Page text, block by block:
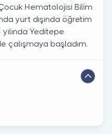
Hematolojisi Bilim
yurt dışında öğretim
Yeditepe
çalışmaya başladım.